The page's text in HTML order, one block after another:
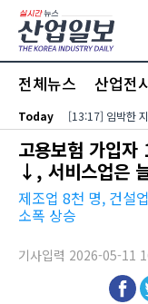
본문 바로가기
전체뉴스 산업전
Today [13:17] 임박한
고용보험 가입
↓, 서비스업은
제조업 8천 명, 건설
소폭 상승
기사입력 2026-05-11